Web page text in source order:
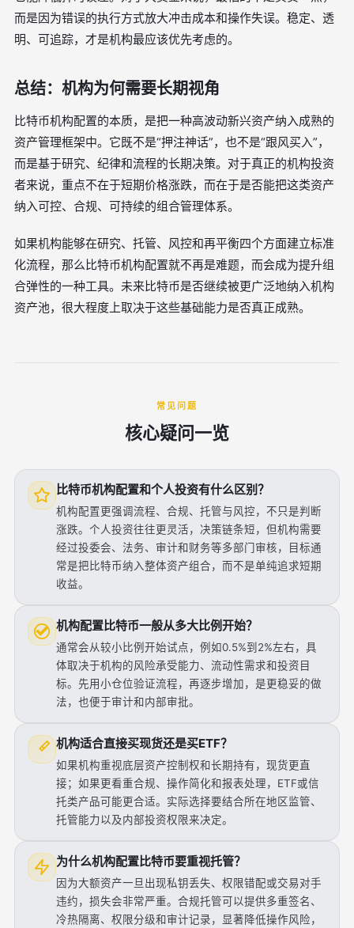
而是因为错误的执行方式放大冲击成本和操作失误。稳定、透
明、可追踪，才是机构最应该优先考虑的。
总结：机构为何需要长期视角
比特币机构配置的本质，是把一种高波动新兴资产纳入成熟的
资产管理框架中。它既不是“押注神话”，也不是“跟风买入”，
而是基于研究、纪律和流程的长期决策。对于真正的机构投资
者来说，重点不在于短期价格涨跌，而在于是否能把这类资产
纳入可控、合规、可持续的组合管理体系。
如果机构能够在研究、托管、风控和再平衡四个方面建立标准
化流程，那么比特币机构配置就不再是难题，而会成为提升组
合弹性的一种工具。未来比特币是否继续被更广泛地纳入机构
资产池，很大程度上取决于这些基础能力是否真正成熟。
常见问题
核心疑问一览
比特币机构配置和个人投资有什么区别？
机构配置更强调流程、合规、托管与风控，不只是判断
涨跌。个人投资往往更灵活，决策链条短，但机构需要
经过投委会、法务、审计和财务等多部门审核，目标通
常是把比特币纳入整体资产组合，而不是单纯追求短期
收益。
机构配置比特币一般从多大比例开始？
通常会从较小比例开始试点，例如0.5%到2%左右，具
体取决于机构的风险承受能力、流动性需求和投资目
标。先用小仓位验证流程，再逐步增加，是更稳妥的做
法，也便于审计和内部审批。
机构适合直接买现货还是买ETF？
如果机构重视底层资产控制权和长期持有，现货更直
接；如果更看重合规、操作简化和报表处理，ETF或信
托类产品可能更合适。实际选择要结合所在地区监管、
托管能力以及内部投资权限来决定。
为什么机构配置比特币要重视托管？
因为大额资产一旦出现私钥丢失、权限错配或交易对手
违约，损失会非常严重。合规托管可以提供多重签名、
冷热隔离、权限分级和审计记录，显著降低操作风险，